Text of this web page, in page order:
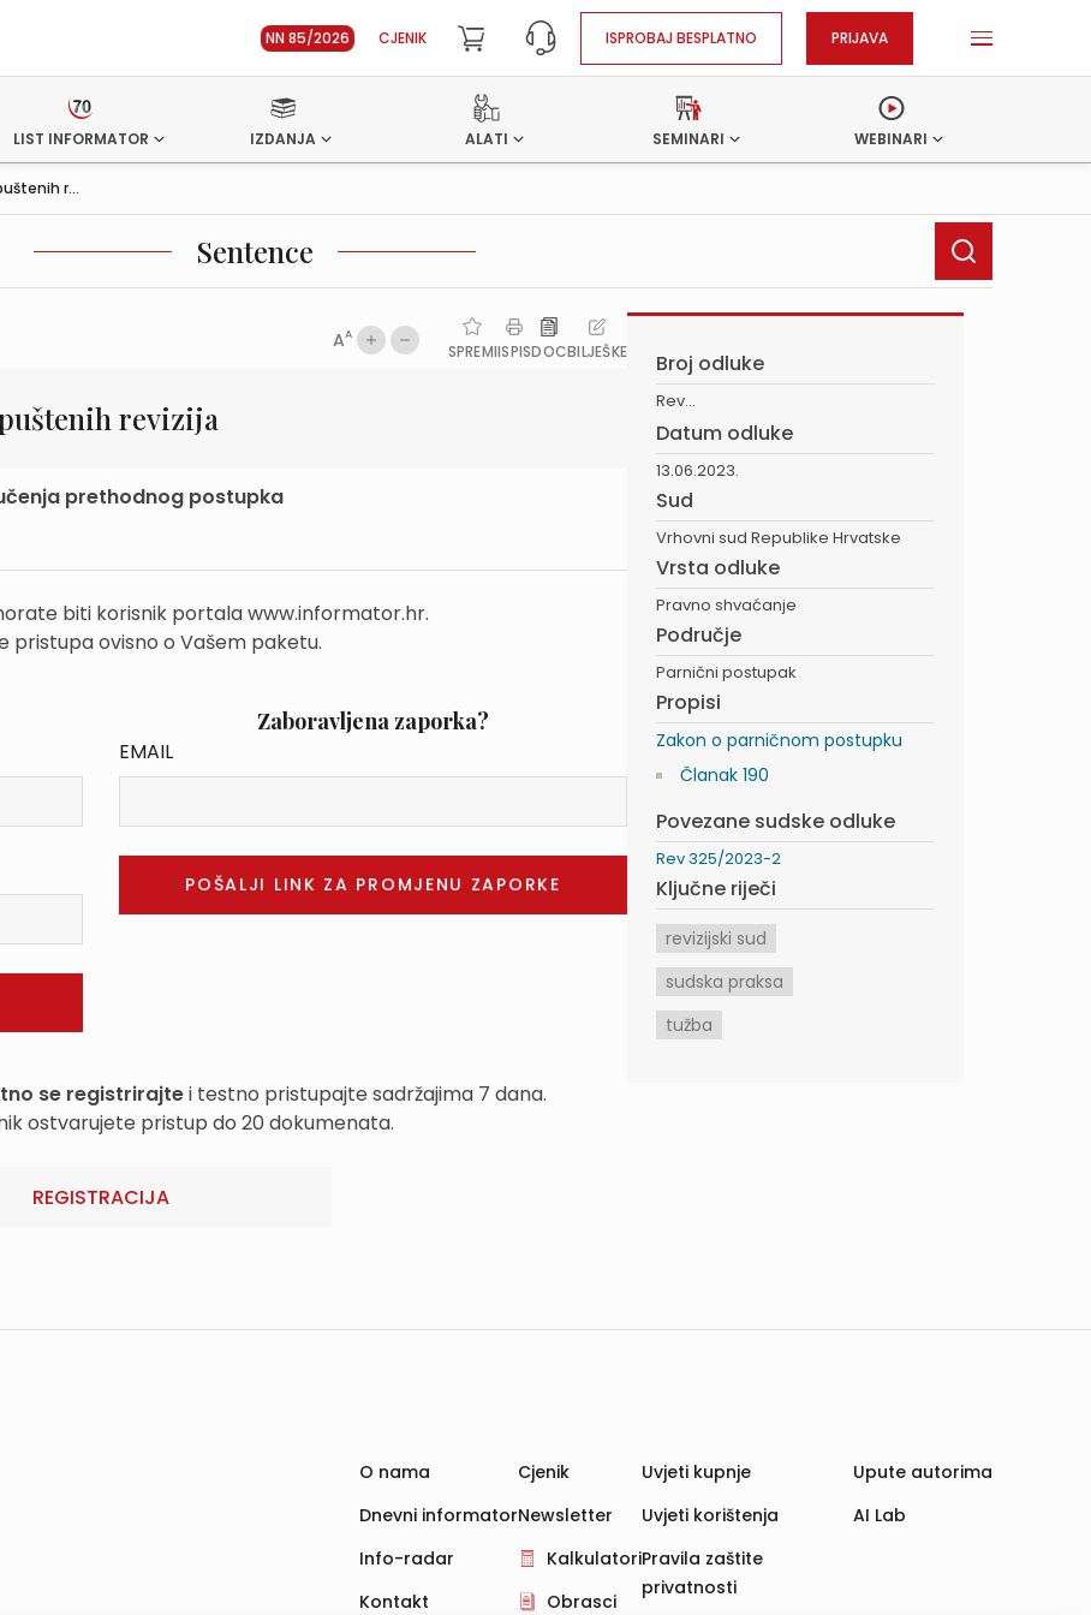
NN 85/2026 CJENIK ISPROBAJ BESPLATNO PRIJAVA
LIST INFORMATOR IZDANJA ALATI SEMINARI WEBINARI
r...
Sentence
AA
SPREMIISPISDOCBILJEŠKE
revizija
prethodnog postupka
biti korisnik portala www.informator.hr.
pristupa ovisno o Vašem paketu.
Zaboravljena zaporka?
EMAIL
se registrirajtei testno pristupajte sadržajima 7 dana.
ostvarujete pristup do 20 dokumenata.
REGISTRACIJA
Broj odluke
Rev...
Datum odluke
13.06.2023.
Sud
Vrhovni sud Republike Hrvatske
Vrsta odluke
Pravno shvaćanje
Područje
Parnični postupak
Propisi
Zakon o parničnom postupku
Članak 190
Povezane sudske odluke
Rev 325/2023-2
Ključne riječi
revizijski sud
sudska praksa
tužba
O nama
Dnevni informator
Info-radar
Kontakt
Cjenik
Newsletter
Kalkulatori
Obrasci
Uvjeti kupnje
Uvjeti korištenja
Pravila zaštite
privatnosti
Upute autorima
AI Lab